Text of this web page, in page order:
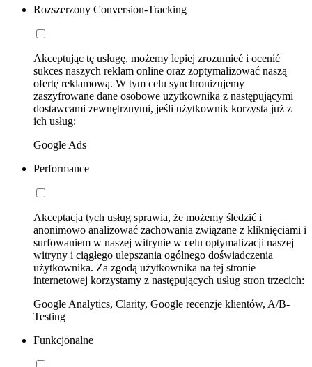
Rozszerzony Conversion-Tracking
Akceptując tę usługę, możemy lepiej zrozumieć i ocenić
sukces naszych reklam online oraz zoptymalizować naszą
ofertę reklamową. W tym celu synchronizujemy
zaszyfrowane dane osobowe użytkownika z następującymi
dostawcami zewnętrznymi, jeśli użytkownik korzysta już z
ich usług:
Google Ads
Performance
Akceptacja tych usług sprawia, że możemy śledzić i
anonimowo analizować zachowania związane z kliknięciami i
surfowaniem w naszej witrynie w celu optymalizacji naszej
witryny i ciągłego ulepszania ogólnego doświadczenia
użytkownika. Za zgodą użytkownika na tej stronie
internetowej korzystamy z następujących usług stron trzecich:
Google Analytics, Clarity, Google recenzje klientów, A/B-
Testing
Funkcjonalne